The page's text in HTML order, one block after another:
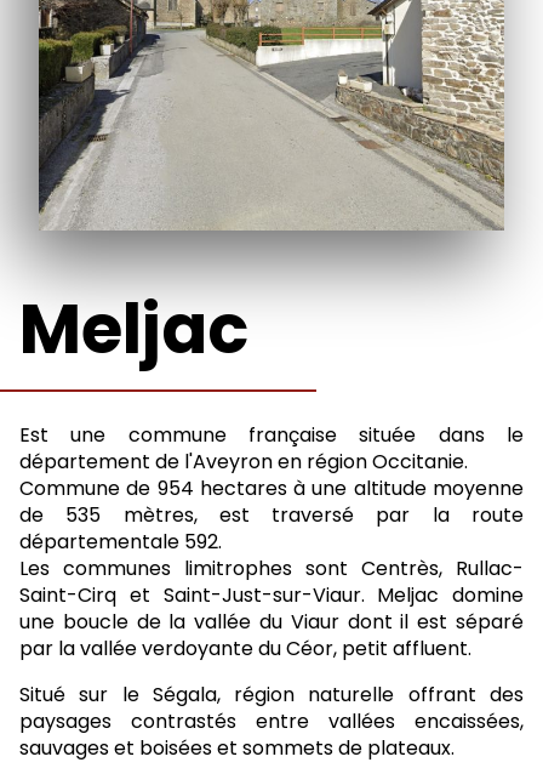
Meljac
Est une commune française située dans le
département de l'Aveyron en région Occitanie.
Commune de 954 hectares à une altitude moyenne
de 535 mètres, est traversé par la route
départementale 592.
Les communes limitrophes sont Centrès, Rullac-
Saint-Cirq et Saint-Just-sur-Viaur. Meljac domine
une boucle de la vallée du Viaur dont il est séparé
par la vallée verdoyante du Céor, petit affluent.
Situé sur le Ségala, région naturelle offrant des
paysages contrastés entre vallées encaissées,
sauvages et boisées et sommets de plateaux.